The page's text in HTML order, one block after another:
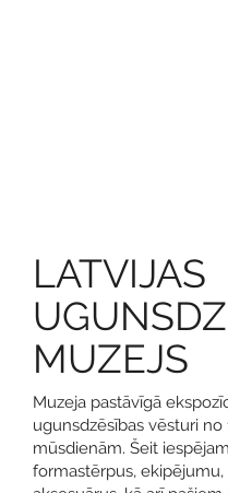
LATVIJAS
MUZEJS
Muzeja pastāvīgā
ugunsdzēsības vēsturi no
mūsdienām. Šeit
formastērpus,